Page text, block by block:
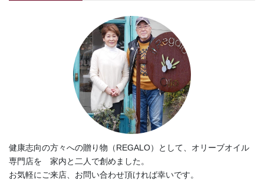
健康志向の方々への贈り物（REGALO）として、オリーブオイル
専門店を 家内と二人で創めました。
お気軽にご来店、お問い合わせ頂ければ幸いです。